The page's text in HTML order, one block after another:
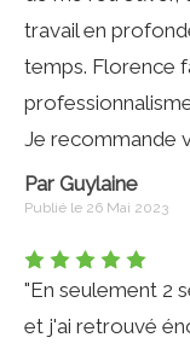
travail en
temps. Florence
Je recommande
Par Guylaine
Publié le 26 Mai 2023
"En seulement 2
et j'ai retrouvé